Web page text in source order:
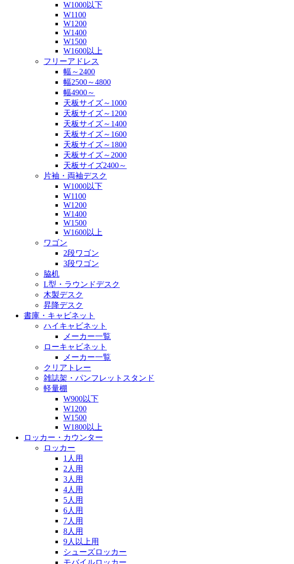
W1000以下
W1100
W1200
W1400
W1500
W1600以上
フリーアドレス
幅～2400
幅2500～4800
幅4900～
天板サイズ～1000
天板サイズ～1200
天板サイズ～1400
天板サイズ～1600
天板サイズ～1800
天板サイズ～2000
天板サイズ2400～
片袖・両袖デスク
W1000以下
W1100
W1200
W1400
W1500
W1600以上
ワゴン
2段ワゴン
3段ワゴン
脇机
L型・ラウンドデスク
木製デスク
昇降デスク
書庫・キャビネット
ハイキャビネット
メーカー一覧
ローキャビネット
メーカー一覧
クリアトレー
雑誌架・パンフレットスタンド
軽量棚
W900以下
W1200
W1500
W1800以上
ロッカー・カウンター
ロッカー
1人用
2人用
3人用
4人用
5人用
6人用
7人用
8人用
9人以上用
シューズロッカー
モバイルロッカー